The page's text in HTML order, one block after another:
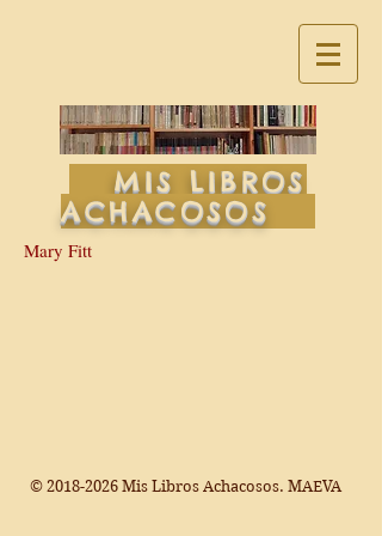
MIS LIBROS
ACHACOSOS
Mary Fitt
© 2018-2026 Mis Libros Achacosos. MAEVA